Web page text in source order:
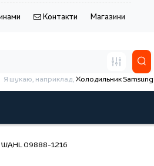
Контакти Магазини
Я шукаю, наприклад,Холодильник Samsung
WAHL 09888-1216